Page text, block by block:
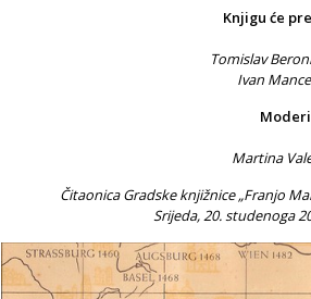
Knjigu će
Tomislav
Ivan Mance
Martina
Čitaonica Gradske knjižnice „Franjo
Srijeda, 20. studenoga